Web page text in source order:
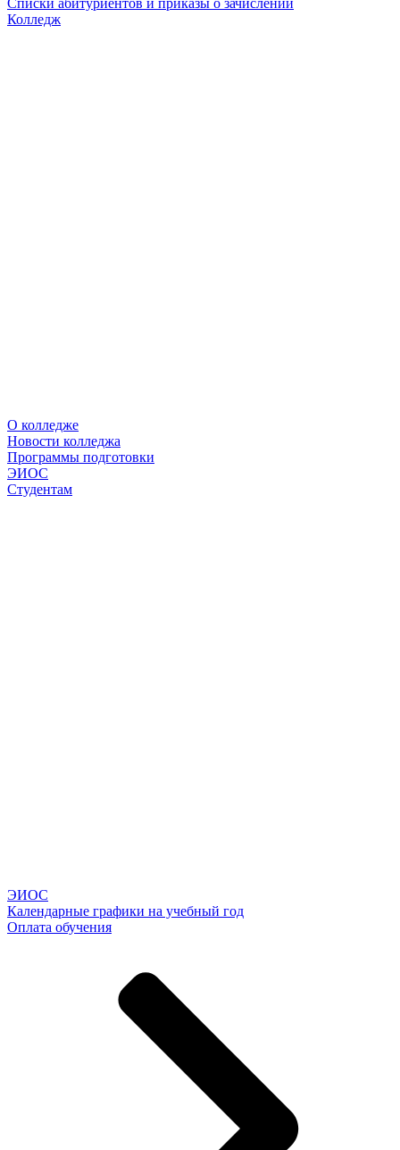
Списки абитуриентов и приказы о зачислении
Колледж
О колледже
Новости колледжа
Программы подготовки
ЭИОС
Студентам
ЭИОС
Календарные графики на учебный год
Оплата обучения